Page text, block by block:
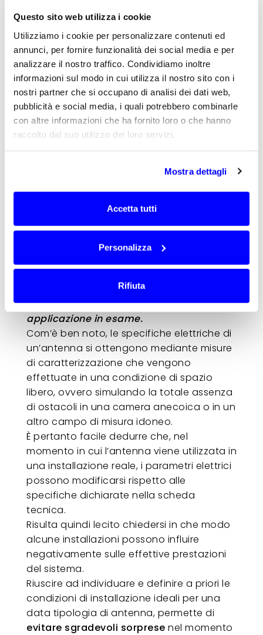
Questo sito web utilizza i cookie
Utilizziamo i cookie per personalizzare contenuti ed
annunci, per fornire funzionalità dei social media e per
analizzare il nostro traffico. Condividiamo inoltre
informazioni sul modo in cui utilizza il nostro sito con i
nostri partner che si occupano di analisi dei dati web,
pubblicità e social media, i quali potrebbero combinarle
con altre informazioni che ha fornito loro o che hanno
raccolto dal suo utilizzo dei loro servizi.
Mostra dettagli
Accetta tutti
Personalizza
Rifiuta
operare un confronto tra più prodotti
basandosi esclusivamente sui leaflet
ufficiali, ci si può trovare di fronte a dati
non omogenei o mancanti, di
conseguenza la loro disamina può rivelarsi
difficile.
(Per saperne di più puoi scaricare la guida
gratuitache abbiamo scritto su questo
argomento).
tempestivamente le schede tecniche più
applicazione, comporta un
risparmio sia in termini economici che di
installazione in grado di garantire le
migliori prestazioni nella particolare
applicazione in esame.
Com’è ben noto, le specifiche elettriche di
un’antenna si ottengono mediante misure
di caratterizzazione che vengono
effettuate in una condizione di spazio
libero, ovvero simulando la totale assenza
di ostacoli in una camera anecoica o in un
altro campo di misura idoneo.
È pertanto facile dedurre che, nel
momento in cui l’antenna viene utilizzata in
una installazione reale, i parametri elettrici
possono modificarsi rispetto alle
specifiche dichiarate nella scheda
tecnica.
Risulta quindi lecito chiedersi in che modo
alcune installazioni possono influire
negativamente sulle effettive prestazioni
del sistema.
Riuscire ad individuare e definire a priori le
condizioni di installazione ideali per una
data tipologia di antenna, permette di
evitare sgradevoli sorprese nel momento